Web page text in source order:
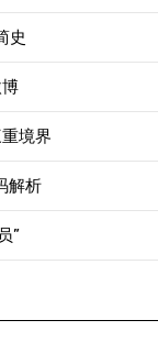
史
境界
解析
”